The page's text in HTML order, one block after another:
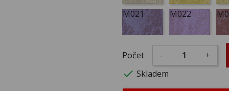
M021 M022
M026 M027
Počet - +
 Skladem